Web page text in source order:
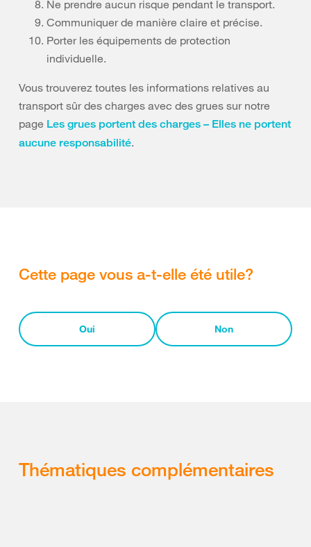
Ne prendre aucun risque pendant le transport.
Communiquer de manière claire et précise.
Porter les équipements de protection
individuelle.
Vous trouverez toutes les informations relatives au
transport sûr des charges avec des grues sur notre
page Les grues portent des charges – Elles ne portent
aucune responsabilité.
Cette page vous a-t-elle été utile?
Oui Non
Thématiques complémentaires